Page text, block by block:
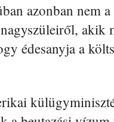
azonban nem
akik
édesanyja a